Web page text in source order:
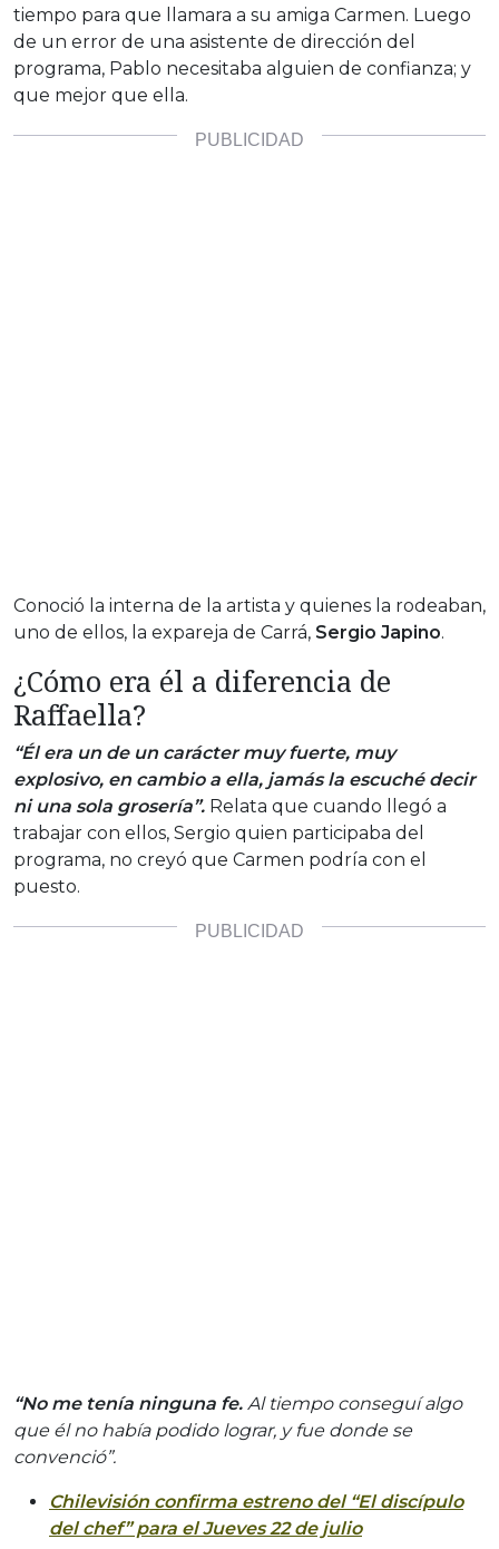
tiempo para que llamara a su amiga Carmen. Luego
de un error de una asistente de dirección del
programa, Pablo necesitaba alguien de confianza; y
que mejor que ella.
Conoció la interna de la artista y quienes la rodeaban,
uno de ellos, la expareja de Carrá, Sergio Japino.
¿Cómo era él a diferencia de
Raffaella?
“Él era un de un carácter muy fuerte, muy
explosivo, en cambio a ella, jamás la escuché decir
ni una sola grosería”. Relata que cuando llegó a
trabajar con ellos, Sergio quien participaba del
programa, no creyó que Carmen podría con el
puesto.
“No me tenía ninguna fe. Al tiempo conseguí algo
que él no había podido lograr, y fue donde se
convenció”.
Chilevisión confirma estreno del “El discípulo
del chef” para el Jueves 22 de julio